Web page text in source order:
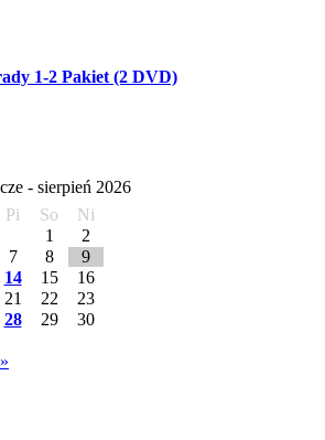
1-2 Pakiet (2 DVD)
- sierpień 2026
Pi So
Ni
1
2
7 8
9
14 15
16
21 22
23
28 29
30